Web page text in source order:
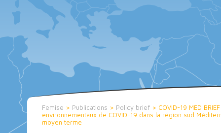
Femise > Publications > Policy brief > COVID-19 MED
environnementaux de COVID-19 dans la région sud
moyen terme